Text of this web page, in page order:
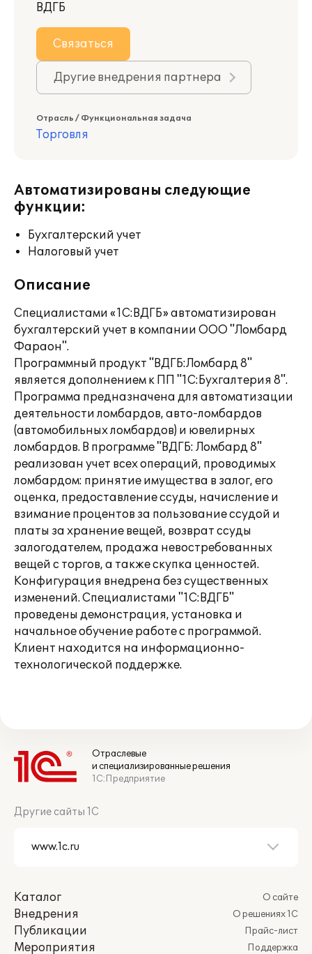
ВДГБ
Связаться
Другие внедрения партнера
Отрасль / Функциональная задача
Торговля
Автоматизированы следующие
функции:
Бухгалтерский учет
Налоговый учет
Описание
Специалистами «1С:ВДГБ» автоматизирован
бухгалтерский учет в компании ООО "Ломбард
Фараон".
Программный продукт "ВДГБ:Ломбард 8"
является дополнением к ПП "1С:Бухгалтерия 8".
Программа предназначена для автоматизации
деятельности ломбардов, авто-ломбардов
(автомобильных ломбардов) и ювелирных
ломбардов. В программе "ВДГБ: Ломбард 8"
реализован учет всех операций, проводимых
ломбардом: принятие имущества в залог, его
оценка, предоставление ссуды, начисление и
взимание процентов за пользование ссудой и
платы за хранение вещей, возврат ссуды
залогодателем, продажа невостребованных
вещей с торгов, а также скупка ценностей.
Конфигурация внедрена без существенных
изменений. Специалистами "1С:ВДГБ"
проведены демонстрация, установка и
начальное обучение работе с программой.
Клиент находится на информационно-
технологической поддержке.
Отраслевые
и специализированные решения
1С:Предприятие
Другие сайты 1С
Каталог
Внедрения
Публикации
Мероприятия
О сайте
О решениях 1С
Прайс-лист
Поддержка